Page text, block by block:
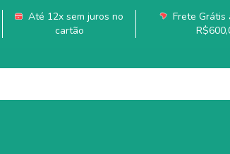
Até 12x sem juros no
cartão
Frete Grátis